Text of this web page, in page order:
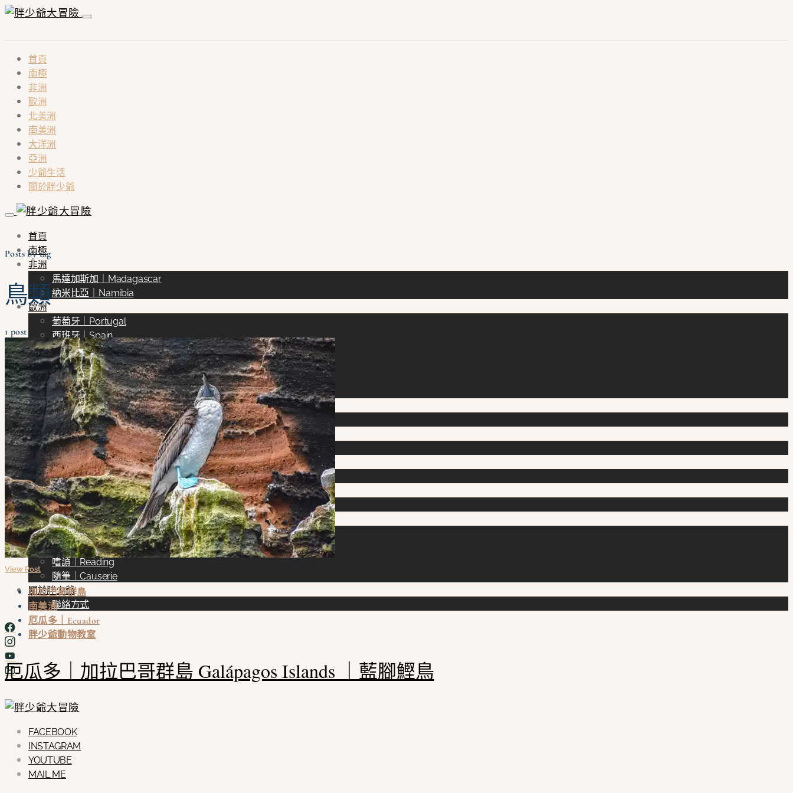
首頁
南極
非洲
歐洲
北美洲
南美洲
大洋洲
亞洲
少爺生活
關於胖少爺
首頁
南極
非洲
馬達加斯加｜Madagascar
納米比亞｜Namibia
歐洲
葡萄牙｜Portugal
西班牙｜Spain
法國｜France
義大利｜Italy
克羅埃西亞｜Croatia
立陶宛｜Lithuania
北美洲
美國｜U.S.
南美洲
厄瓜多｜Ecuador
大洋洲
澳洲｜Australia
亞洲
台灣｜Taiwan
少爺生活
電影｜Movie
展覽｜Exhibition
嗜讀｜Reading
隨筆｜Causerie
關於胖少爺
聯絡方式
Posts by tag
鳥類
1 post
View Post
加拉巴哥群島
南美洲
厄瓜多｜Ecuador
胖少爺動物教室
厄瓜多｜加拉巴哥群島 Galápagos Islands ｜藍腳鰹鳥
FACEBOOK
INSTAGRAM
YOUTUBE
MAIL ME